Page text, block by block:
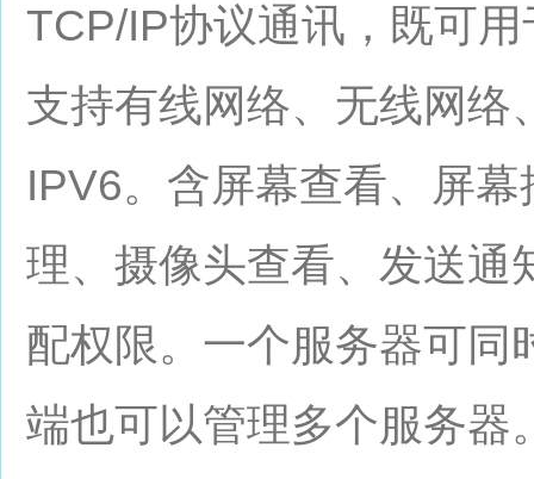
TCP/IP协议通讯，既可
支持有线网络、无线网络
IPV6。含屏幕查看、屏
理、摄像头查看、发送通
配权限。一个服务器可同
端也可以管理多个服务器